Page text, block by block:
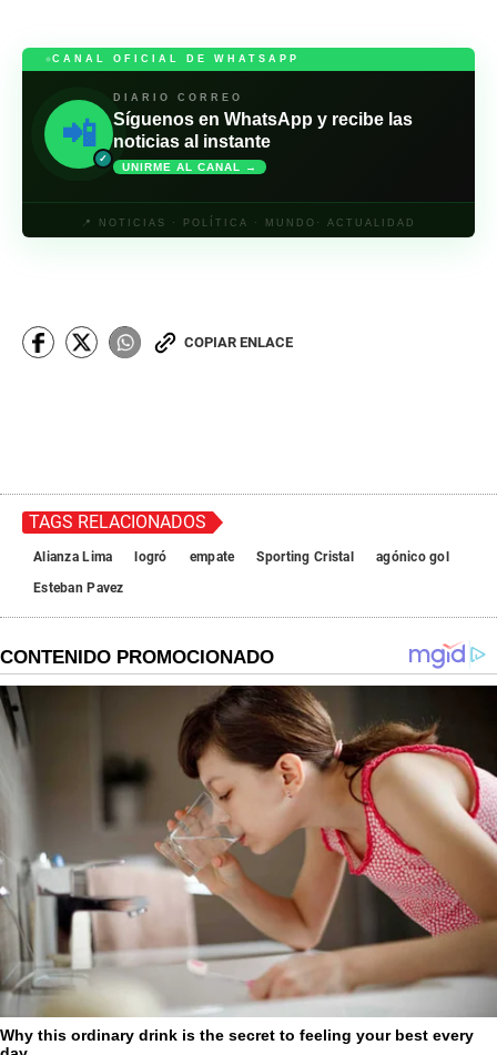
CANAL OFICIAL DE WHATSAPP
📲
✓
DIARIO CORREO
Síguenos en WhatsApp y recibe las
noticias al instante
UNIRME AL CANAL →
📍 NOTICIAS · POLÍTICA · MUNDO· ACTUALIDAD
COPIAR ENLACE
TAGS RELACIONADOS
Alianza Lima logró empate Sporting Cristal
agónico gol
Esteban Pavez